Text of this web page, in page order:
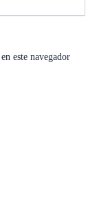
este navegador